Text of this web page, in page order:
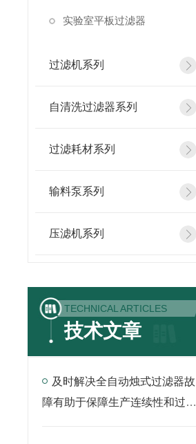
实验室平板过滤器
过滤机系列
自清洗过滤器系列
过滤耗材系列
输料泵系列
压滤机系列
TECHNICAL ARTICLES
技术文章
及时解决全自动烛式过滤器故
障有助于保障生产连续性和过滤